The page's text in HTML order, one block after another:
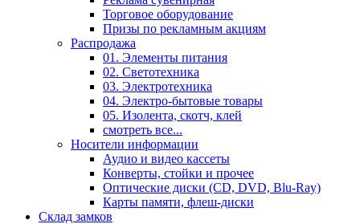
Торговое оборудование
Призы по рекламным акциям
Распродажа
01. Элементы питания
02. Светотехника
03. Электротехника
04. Электро-бытовые товары
05. Изолента, скотч, клей
смотреть все...
Носители информации
Аудио и видео кассеты
Конверты, стойки и прочее
Оптические диски (CD, DVD, Blu-Ray)
Карты памяти, флеш-диски
Склад замков